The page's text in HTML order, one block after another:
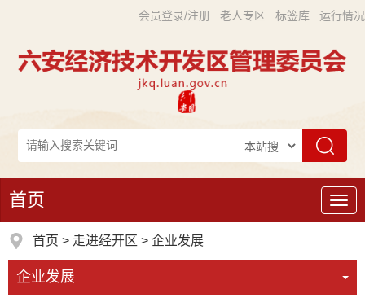
会员登录/注册 老人专区 标签库 运行情况
导
航
首页
首页 > 走进经开区 > 企业发展
企业发展